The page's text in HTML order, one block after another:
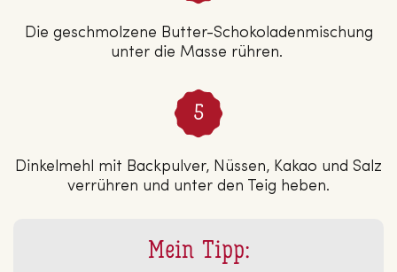
Die geschmolzene Butter-Schokoladenmischung
unter die Masse rühren.
Dinkelmehl mit Backpulver, Nüssen, Kakao und Salz
verrühren und unter den Teig heben.
Mein Tipp: